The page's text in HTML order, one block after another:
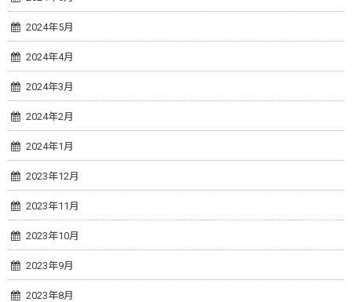
2024年5月
2024年4月
2024年3月
2024年2月
2024年1月
2023年12月
2023年11月
2023年10月
2023年9月
2023年8月